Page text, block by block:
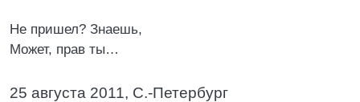
Не пришел? Знаешь,
Может, прав ты…
25 августа 2011, С.-Петербург